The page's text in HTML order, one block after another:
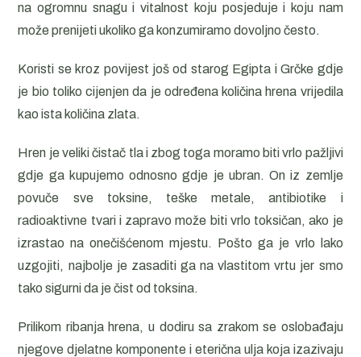
na ogromnu snagu i vitalnost koju posjeduje i koju nam
može prenijeti ukoliko ga konzumiramo dovoljno često.
Koristi se kroz povijest još od starog Egipta i Grčke gdje
je bio toliko cijenjen da je određena količina hrena vrijedila
kao ista količina zlata.
Hren je veliki čistač tla i zbog toga moramo biti vrlo pažljivi
gdje ga kupujemo odnosno gdje je ubran. On iz zemlje
povuče sve toksine, teške metale, antibiotike i
radioaktivne tvari i zapravo može biti vrlo toksičan, ako je
izrastao na onečišćenom mjestu. Pošto ga je vrlo lako
uzgojiti, najbolje je zasaditi ga na vlastitom vrtu jer smo
tako sigurni da je čist od toksina.
Prilikom ribanja hrena, u dodiru sa zrakom se oslobađaju
njegove djelatne komponente i eterična ulja koja izazivaju